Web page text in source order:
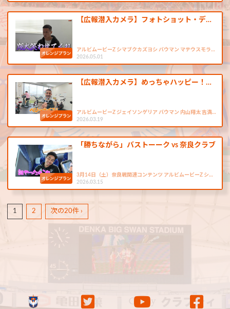
【広報潜入カメラ】フォトショット・デ…
アルビムービーZ シマブクカズヨシ バウマン マテウスモラ…
2026.05.01
【広報潜入カメラ】めっちゃハッピー！…
アルビムービーZ ジェイソンゲリア バウマン 内山翔太 吉満…
2026.03.19
「勝ちながら」バストーーク vs 奈良クラブ
3月14日（土）奈良戦関連コンテンツ アルビムービーZ シ…
2026.03.15
1 2 次の20件 ›